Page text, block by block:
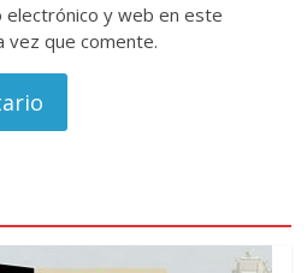
electrónico y web en este
vez que comente.